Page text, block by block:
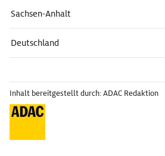
Sachsen-Anhalt
Deutschland
Inhalt bereitgestellt durch: ADAC Redaktion